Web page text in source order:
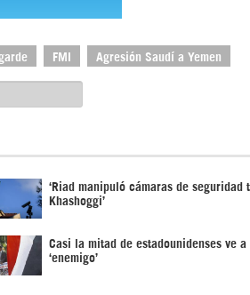
FMI Agresión Saudí a Yemen
‘Riad manipuló cámaras de seguridad
Khashoggi’
Casi la mitad de estadounidenses ve
‘enemigo’